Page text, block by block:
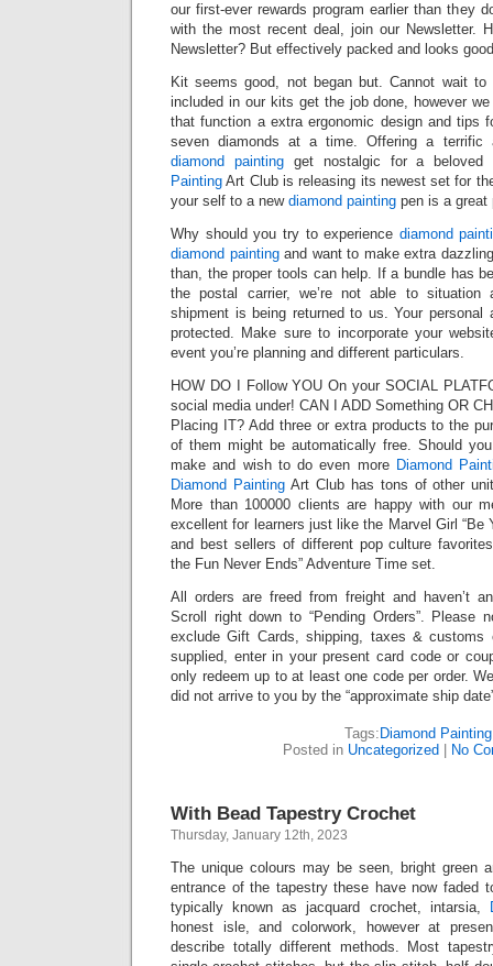
our first-ever rewards program earlier than they
with the most recent deal, join our Newsletter.
Newsletter? But effectively packed and looks
Kit seems good, not began but. Cannot wait
included in our kits get the job done, however
that function a extra ergonomic design and tips
seven diamonds at a time. Offering a terrific
diamond paintingget nostalgic for a beloved
Painting Art Club is releasing its newest set for
your self to a new diamond painting pen is a great
Why should you try to experience diamond
diamond paintingand want to make extra
than, the proper tools can help. If a bundle has
the postal carrier, we’re not able to situation
shipment is being returned to us. Your personal
protected. Make sure to incorporate your
event you’re planning and different particulars.
HOW DO I Follow YOU On your SOCIAL
social media under! CAN I ADD Something OR
Placing IT? Add three or extra products to the
of them might be automatically free. Should
make and wish to do even more Diamond
Diamond PaintingArt Club has tons of other
More than 100000 clients are happy with our
excellent for learners just like the Marvel Girl “Be
and best sellers of different pop culture
the Fun Never Ends” Adventure Time set.
All orders are freed from freight and haven’t
Scroll right down to “Pending Orders”. Please
exclude Gift Cards, shipping, taxes & customs
supplied, enter in your present card code or
only redeem up to at least one code per order.
did not arrive to you by the “approximate ship
Tags: Diamond Painting
Posted in Uncategorized No
With Bead Tapestry Crochet
Thursday, January 12th, 2023
The unique colours may be seen, bright green
entrance of the tapestry these have now faded
typically known as jacquard crochet, intarsia,
honest isle, and colorwork, however at
describe totally different methods. Most